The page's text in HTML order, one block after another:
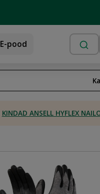
E-pood
KINDAD ANSELL HYFLEX